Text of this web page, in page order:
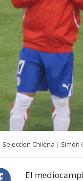
Seleccion Chilena | Simón
El